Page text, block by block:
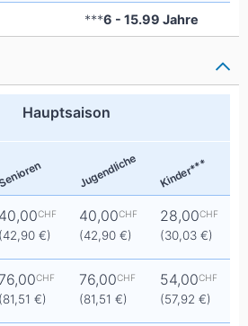
***6 - 15.99 Jahre
Hauptsaison
Jugendliche Kinder***
40,00CHF
(42,90 €)
40,00CHF
(42,90 €)
28,00CHF
(30,03 €)
CHF
(81,51 €)
76,00CHF
(81,51 €)
54,00CHF
(57,92 €)